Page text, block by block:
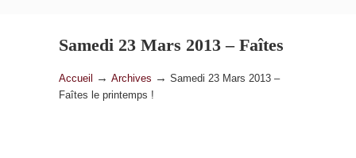
Samedi 23 Mars 2013 – Faîtes
le printemps !
Accueil → Archives → Samedi 23 Mars 2013 –
Faîtes le printemps !